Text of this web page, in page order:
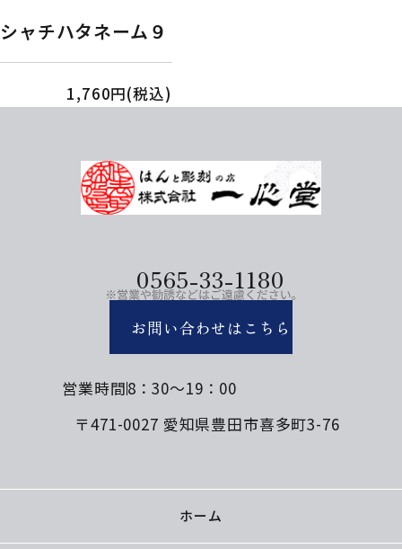
シャチハタネーム９
1,760円(税込)
0565-33-1180
お問い合わせはこちら
営業時間8：30～19：00
〒471-0027 愛知県豊田市喜多町3-76
ホーム